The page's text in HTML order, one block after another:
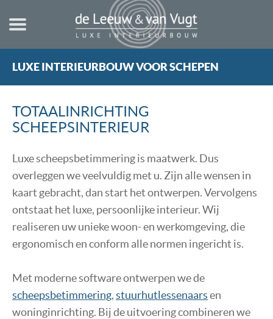
HOME
STUURHUT
TECHNISCHE INFORMATIE
TEKENINGEN
REGELS & NORMEN
REFERENTIES
NIEUWS EN NIEUWSBRIEVEN
CONTACT
LUXE INTERIEURBOUW VOOR SCHEPEN
TOTAALINRICHTING
SCHEEPSINTERIEUR
Luxe scheepsbetimmering is maatwerk. Dus
overleggen we veelvuldig met u. Zijn alle wensen in
kaart gebracht, dan start het ontwerpen. Vervolgens
ontstaat het luxe, persoonlijke interieur. Wij
realiseren uw unieke woon- en werkomgeving, die
ergonomisch en conform alle normen ingericht is.
Met moderne software ontwerpen we de
scheepsbetimmering,stuurhutlessenaarsen
woninginrichting. Bij de uitvoering combineren we